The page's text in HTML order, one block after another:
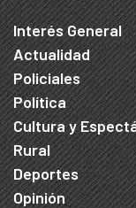
Interés General
Actualidad
Policiales
Política
Cultura y
Rural
Deportes
Opinión